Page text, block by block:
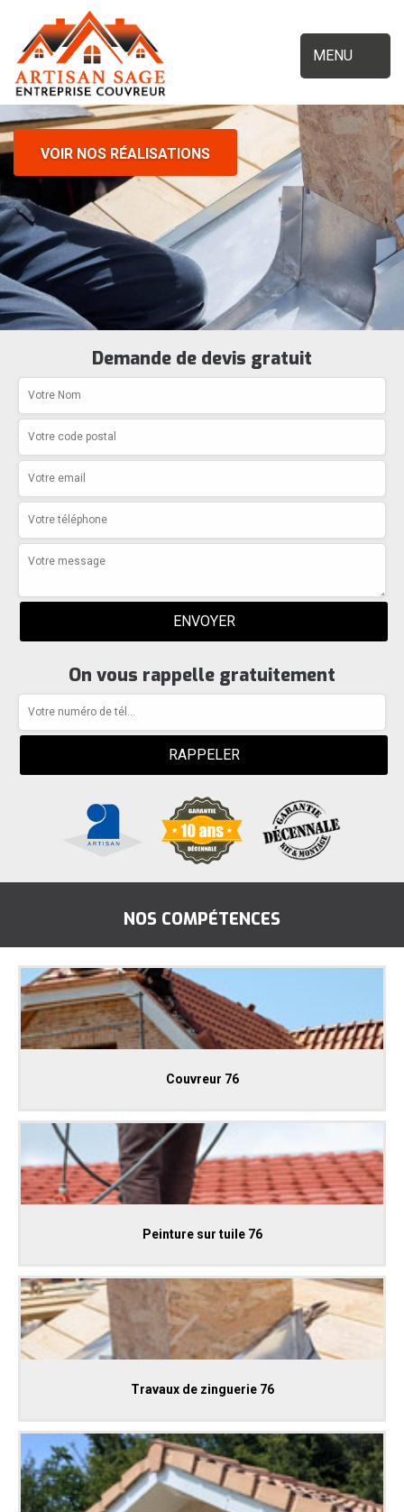
MENU
VOIR NOS RÉALISATIONS
Demande de devis gratuit
On vous rappelle gratuitement
NOS COMPÉTENCES
Couvreur 76
Peinture sur tuile 76
Travaux de zinguerie 76